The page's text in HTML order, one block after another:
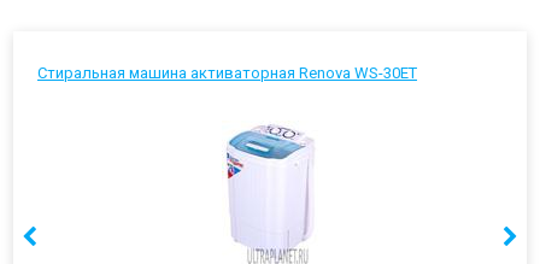
Стиральная машина активаторная Renova WS-30ET